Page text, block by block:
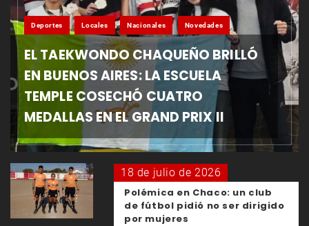
Deportes Locales Nacionales Novedades
EL TAEKWONDO CHAQUEÑO BRILLÓ
EN BUENOS AIRES: LA ESCUELA
TEMPLE COSECHÓ CUATRO
MEDALLAS EN EL GRAND PRIX II
18 de julio de 2026
Polémica en Chaco: un club
de fútbol pidió no ser dirigido
por mujeres